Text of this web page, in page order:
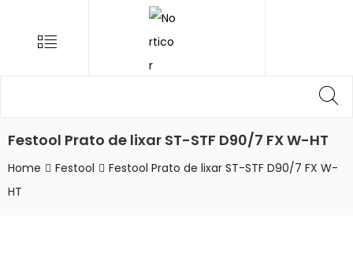
Menu
Festool Prato de lixar ST-STF D90/7 FX W-HT
Home Festool
Festool Prato de lixar ST-STF D90/7 FX W-
HT